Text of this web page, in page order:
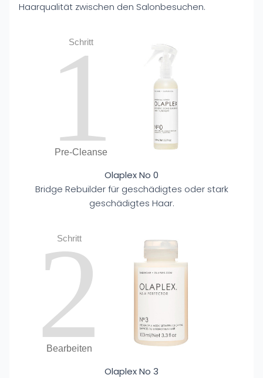
Haarqualität zwischen den Salonbesuchen.
Schritt
1
Pre-Cleanse
Olaplex No 0
Bridge Rebuilder für geschädigtes oder stark
geschädigtes Haar.
Schritt
2
Bearbeiten
Olaplex No 3